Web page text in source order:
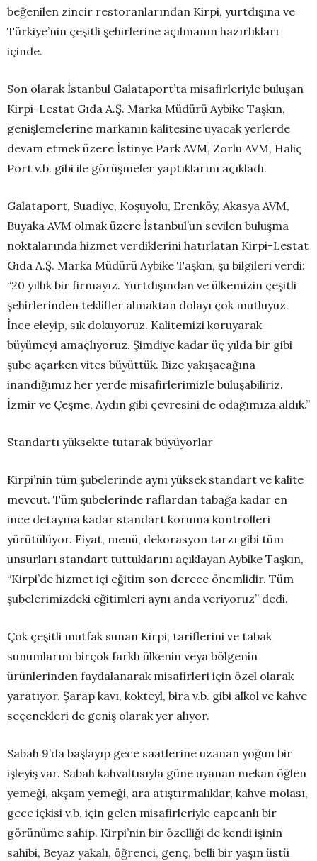
beğenilen zincir restoranlarından Kirpi, yurtdışına ve
Türkiye’nin çeşitli şehirlerine açılmanın hazırlıkları
içinde.
Son olarak İstanbul Galataport’ta misafirleriyle buluşan
Kirpi-Lestat Gıda A.Ş. Marka Müdürü Aybike Taşkın,
genişlemelerine markanın kalitesine uyacak yerlerde
devam etmek üzere İstinye Park AVM, Zorlu AVM, Haliç
Port v.b. gibi ile görüşmeler yaptıklarını açıkladı.
Galataport, Suadiye, Koşuyolu, Erenköy, Akasya AVM,
Buyaka AVM olmak üzere İstanbul’un sevilen buluşma
noktalarında hizmet verdiklerini hatırlatan Kirpi-Lestat
Gıda A.Ş. Marka Müdürü Aybike Taşkın, şu bilgileri verdi:
“20 yıllık bir firmayız. Yurtdışından ve ülkemizin çeşitli
şehirlerinden teklifler almaktan dolayı çok mutluyuz.
İnce eleyip, sık dokuyoruz. Kalitemizi koruyarak
büyümeyi amaçlıyoruz. Şimdiye kadar üç yılda bir gibi
şube açarken vites büyüttük. Bize yakışacağına
inandığımız her yerde misafirlerimizle buluşabiliriz.
İzmir ve Çeşme, Aydın gibi çevresini de odağımıza aldık.”
Standartı yüksekte tutarak büyüyorlar
Kirpi’nin tüm şubelerinde aynı yüksek standart ve kalite
mevcut. Tüm şubelerinde raflardan tabağa kadar en
ince detayına kadar standart koruma kontrolleri
yürütülüyor. Fiyat, menü, dekorasyon tarzı gibi tüm
unsurları standart tuttuklarını açıklayan Aybike Taşkın,
“Kirpi’de hizmet içi eğitim son derece önemlidir. Tüm
şubelerimizdeki eğitimleri aynı anda veriyoruz” dedi.
Çok çeşitli mutfak sunan Kirpi, tariflerini ve tabak
sunumlarını birçok farklı ülkenin veya bölgenin
ürünlerinden faydalanarak misafirleri için özel olarak
yaratıyor. Şarap kavı, kokteyl, bira v.b. gibi alkol ve kahve
seçenekleri de geniş olarak yer alıyor.
Sabah 9’da başlayıp gece saatlerine uzanan yoğun bir
işleyiş var. Sabah kahvaltısıyla güne uyanan mekan öğlen
yemeği, akşam yemeği, ara atıştırmalıklar, kahve molası,
gece içkisi v.b. için gelen misafirleriyle capcanlı bir
görünüme sahip. Kirpi’nin bir özelliği de kendi işinin
sahibi, Beyaz yakalı, öğrenci, genç, belli bir yaşın üstü